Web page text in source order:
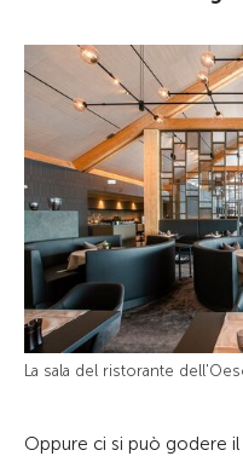
La sala del ristorante
Oppure ci si può godere